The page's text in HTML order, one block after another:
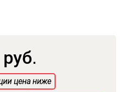
цена ниже